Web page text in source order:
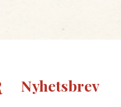
Nyhetsbrev